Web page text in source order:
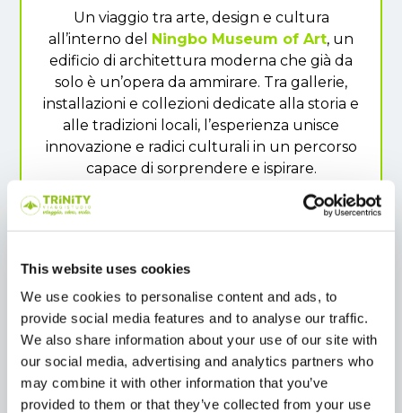
This website uses cookies
We use cookies to personalise content and ads, to
provide social media features and to analyse our traffic.
We also share information about your use of our site with
our social media, advertising and analytics partners who
may combine it with other information that you’ve
provided to them or that they’ve collected from your use
Un viaggio tra arte, design e cultura
all’interno del Ningbo Museum of Art, un
edificio di architettura moderna che già da
solo è un’opera da ammirare. Tra gallerie,
installazioni e collezioni dedicate alla storia e
alle tradizioni locali, l’esperienza unisce
innovazione e radici culturali in un percorso
capace di sorprendere e ispirare.